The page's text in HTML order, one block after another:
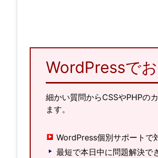
WordPressで
細かい質問からCSSやPHPの
ます。
WordPress個別サポートで
最短で本日中に問題解決で